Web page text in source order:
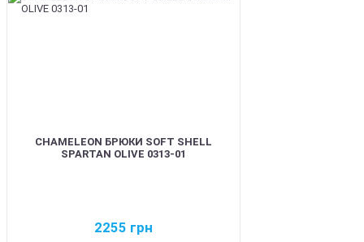
CHAMELEON БРЮКИ SOFT SHELL
SPARTAN OLIVE 0313-01
2255 грн